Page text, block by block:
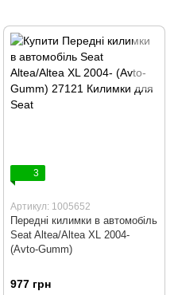
3
Артикул: 1005652
Передні килимки в автомобіль
Seat Altea/Altea XL 2004-
(Avto-Gumm)
977 грн